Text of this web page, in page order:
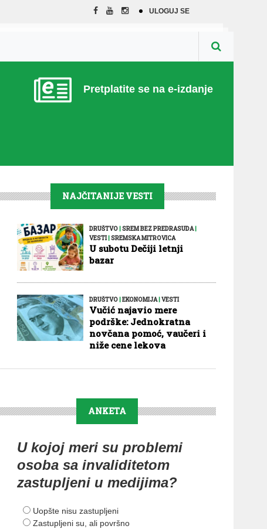
ULOGUJ SE
Pretplatite se na e-izdanje
NAJČITANIJE VESTI
DRUŠTVO|SREM BEZ PREDRASUDA|
VESTI|SREMSKA MITROVICA
U subotu Dečiji letnji
bazar
DRUŠTVO|EKONOMIJA|VESTI
Vučić najavio mere
podrške: Jednokratna
novčana pomoć, vaučeri i
niže cene lekova
ANKETA
U kojoj meri su problemi
osoba sa invaliditetom
zastupljeni u medijima?
Uopšte nisu zastupljeni
Zastupljeni su, ali površno